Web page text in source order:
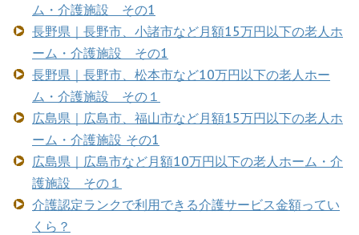
ム・介護施設 その1
長野県｜長野市、小諸市など月額15万円以下の老人ホ
ーム・介護施設 その1
長野県｜長野市、松本市など10万円以下の老人ホー
ム・介護施設 その１
広島県｜広島市、福山市など月額15万円以下の老人ホ
ーム・介護施設 その1
広島県｜広島市など月額10万円以下の老人ホーム・介
護施設 その１
介護認定ランクで利用できる介護サービス金額ってい
くら？